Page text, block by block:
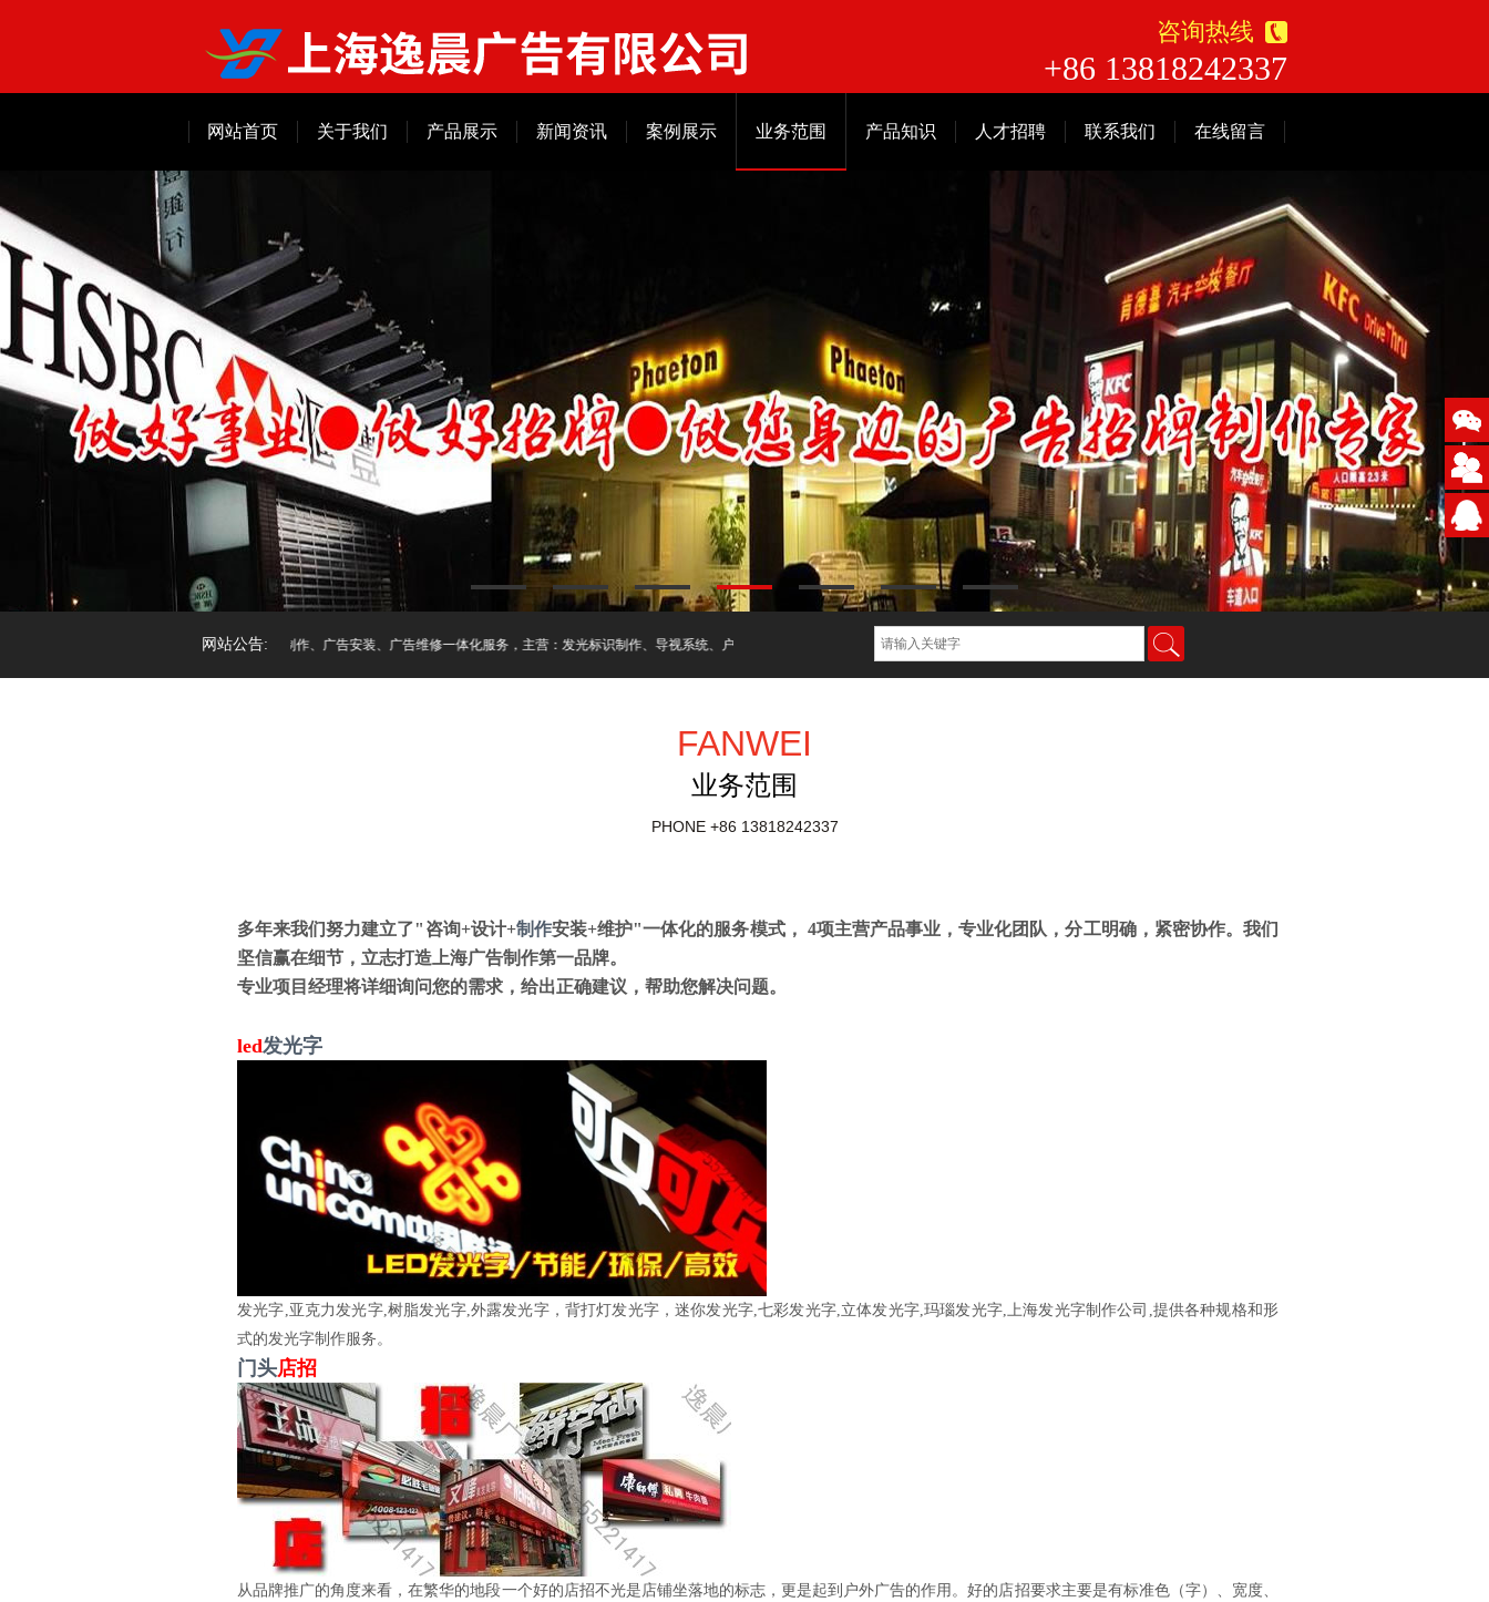
咨询热线
+86 13818242337
网站首页 关于我们 产品展示 新闻资讯 案例展示 业务范围 产品知识 人才招聘 联系我们 在线留言
网站公告:
广告制作、广告安装、广告维修一体化服务，主营：发光标识制作、导视系统、户外广告牌、大楼亮化工程、楼体大字、广告字、广告灯箱、门头店招、LED显示屏、形象标识等服务。
FANWEI
业务范围
PHONE +86 13818242337
多年来我们努力建立了"咨询+设计+制作安装+维护"一体化的服务模式， 4项主营产品事业，专业化团队，分工明确，紧密协作。我们
坚信赢在细节，立志打造上海广告制作第一品牌。
专业项目经理将详细询问您的需求，给出正确建议，帮助您解决问题。
led发光字
发光字,亚克力发光字,树脂发光字,外露发光字，背打灯发光字，迷你发光字,七彩发光字,立体发光字,玛瑙发光字,上海发光字制作公司,提供各种规格和形
式的发光字制作服务。
门头店招
从品牌推广的角度来看，在繁华的地段一个好的店招不光是店铺坐落地的标志，更是起到户外广告的作用。好的店招要求主要是有标准色（字）、宽度、